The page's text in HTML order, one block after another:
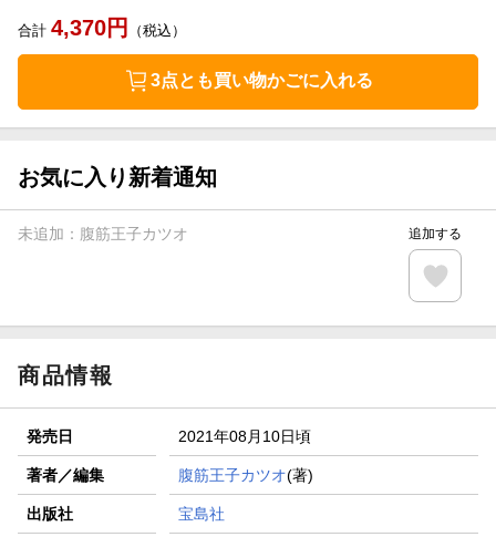
合計 4,370円 （税込）
3点とも買い物かごに入れる
お気に入り新着通知
未追加： 腹筋王子カツオ 追加する
商品情報
発売日 2021年08月10日頃
著者／編集 腹筋王子カツオ(著)
出版社 宝島社